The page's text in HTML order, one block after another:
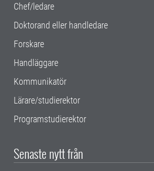
Chef/ledare
Doktorand eller handledare
Forskare
Handläggare
Kommunikatör
Lärare/studierektor
Programstudierektor
Senaste nytt från